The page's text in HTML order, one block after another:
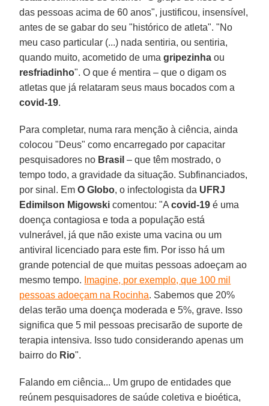
das pessoas acima de 60 anos", justificou, insensível,
antes de se gabar do seu "histórico de atleta". "No
meu caso particular (...) nada sentiria, ou sentiria,
quando muito, acometido de umagripezinha ou
resfriadinho". O que é mentira – que o digam os
atletas que já relataram seus maus bocados com a
covid-19.
Para completar, numa rara menção à ciência, ainda
colocou "Deus" como encarregado por capacitar
pesquisadores no Brasil – que têm mostrado, o
tempo todo, a gravidade da situação. Subfinanciados,
por sinal. EmO Globo, o infectologista da UFRJ
Edimilson Migowski comentou: "Acovid-19 é uma
doença contagiosa e toda a população está
vulnerável, já que não existe uma vacina ou um
antiviral licenciado para este fim. Por isso há um
grande potencial de que muitas pessoas adoeçam ao
mesmo tempo. Imagine, por exemplo, que 100 mil
pessoas adoeçam na Rocinha. Sabemos que 20%
delas terão uma doença moderada e 5%, grave. Isso
significa que 5 mil pessoas precisarão de suporte de
terapia intensiva. Isso tudo considerando apenas um
bairro do Rio".
Falando em ciência... Um grupo de entidades que
reúnem pesquisadores de saúde coletiva e bioética,